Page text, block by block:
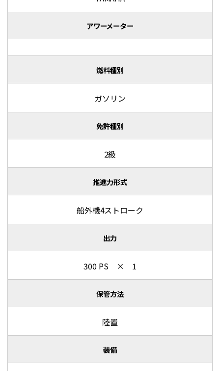
アワーメーター
燃料種別
ガソリン
免許種別
2級
推進力形式
船外機4ストローク
出力
300 PS × 1
保管方法
陸置
装備